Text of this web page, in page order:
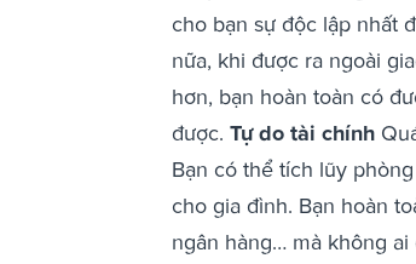
cho bạn sự độc lập nhất
nữa, khi được ra ngoài
hơn, bạn hoàn toàn có
được. Tự do tài chính
Bạn có thể tích lũy
cho gia đình. Bạn hoàn
ngân hàng… mà không